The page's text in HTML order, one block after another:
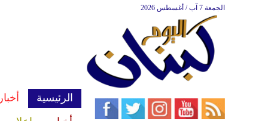
الجمعة 7 آب / أغسطس 2026
الرئيسية